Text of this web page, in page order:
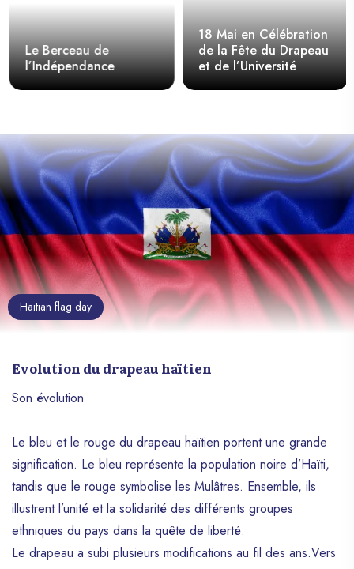
Le Berceau de
l’Indépendance
18 Mai en Célébration
de la Fête du Drapeau
et de l’Université
Haitian flag day
Evolution du drapeau haïtien
Son évolution
Le bleu et le rouge du drapeau haïtien portent une grande
signification. Le bleu représente la population noire d’Haïti,
tandis que le rouge symbolise les Mulâtres. Ensemble, ils
illustrent l’unité et la solidarité des différents groupes
ethniques du pays dans la quête de liberté.
Le drapeau a subi plusieurs modifications au fil des ans.Vers